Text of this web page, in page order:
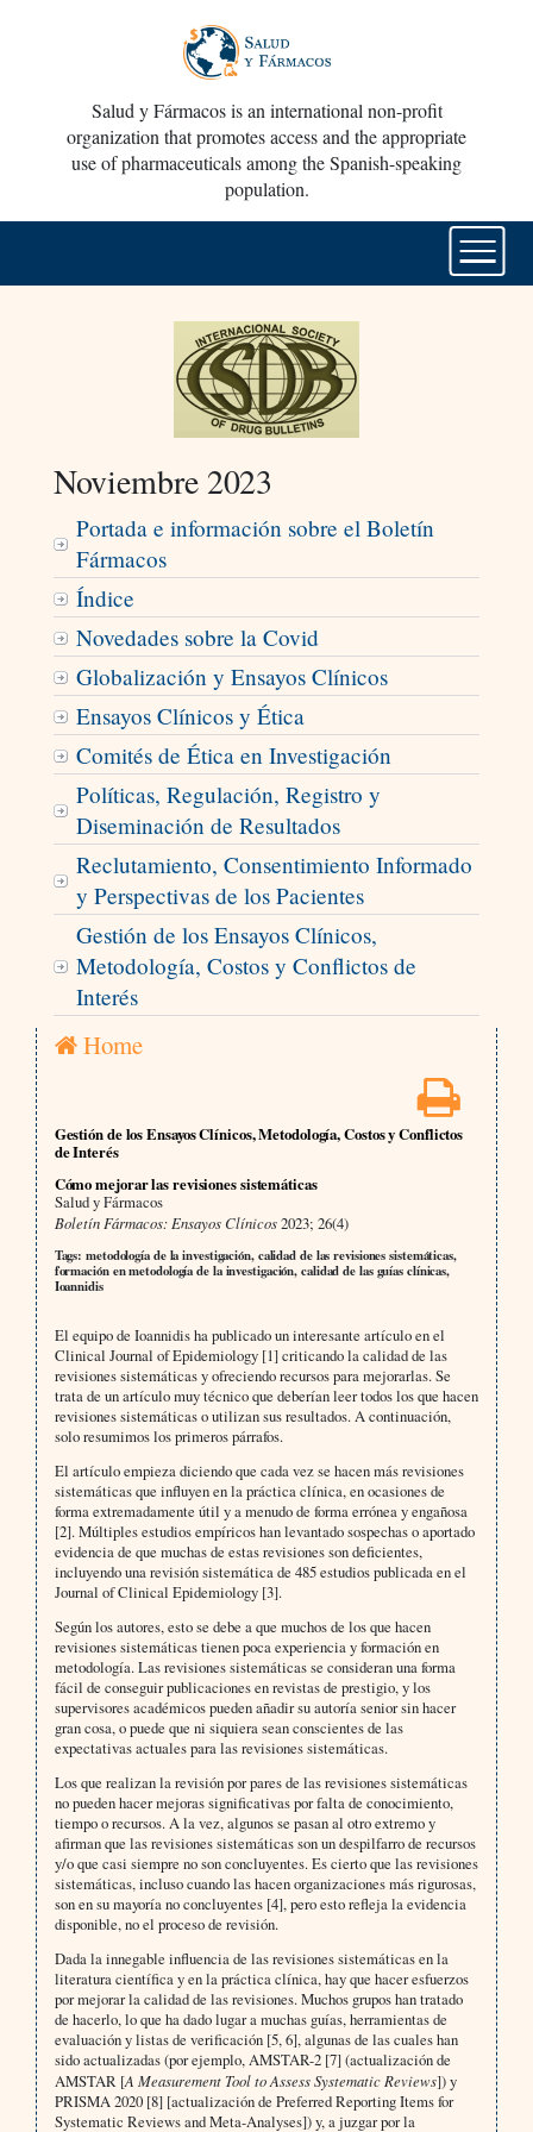
Salud y Fármacos is an international non-profit
organization that promotes access and the appropriate
use of pharmaceuticals among the Spanish-speaking
population.
Noviembre 2023
Portada e información sobre el Boletín
Fármacos
Índice
Novedades sobre la Covid
Globalización y Ensayos Clínicos
Ensayos Clínicos y Ética
Comités de Ética en Investigación
Políticas, Regulación, Registro y
Diseminación de Resultados
Reclutamiento, Consentimiento Informado
y Perspectivas de los Pacientes
Gestión de los Ensayos Clínicos,
Metodología, Costos y Conflictos de
Interés
Home
Gestión de los Ensayos Clínicos, Metodología, Costos y Conflictos
de Interés
Cómo mejorar las revisiones sistemáticas
Salud y Fármacos
Boletín Fármacos: Ensayos Clínicos2023; 26(4)
Tags: metodología de la investigación, calidad de las revisiones sistemáticas,
formación en metodología de la investigación, calidad de las guías clínicas,
Ioannidis
El equipo de Ioannidis ha publicado un interesante artículo en el
Clinical Journal of Epidemiology [1] criticando la calidad de las
revisiones sistemáticas y ofreciendo recursos para mejorarlas. Se
trata de un artículo muy técnico que deberían leer todos los que hacen
revisiones sistemáticas o utilizan sus resultados. A continuación,
solo resumimos los primeros párrafos.
El artículo empieza diciendo que cada vez se hacen más revisiones
sistemáticas que influyen en la práctica clínica, en ocasiones de
forma extremadamente útil y a menudo de forma errónea y engañosa
[2]. Múltiples estudios empíricos han levantado sospechas o aportado
evidencia de que muchas de estas revisiones son deficientes,
incluyendo una revisión sistemática de 485 estudios publicada en el
Journal of Clinical Epidemiology [3].
Según los autores, esto se debe a que muchos de los que hacen
revisiones sistemáticas tienen poca experiencia y formación en
metodología. Las revisiones sistemáticas se consideran una forma
fácil de conseguir publicaciones en revistas de prestigio, y los
supervisores académicos pueden añadir su autoría senior sin hacer
gran cosa, o puede que ni siquiera sean conscientes de las
expectativas actuales para las revisiones sistemáticas.
Los que realizan la revisión por pares de las revisiones sistemáticas
no pueden hacer mejoras significativas por falta de conocimiento,
tiempo o recursos. A la vez, algunos se pasan al otro extremo y
afirman que las revisiones sistemáticas son un despilfarro de recursos
y/o que casi siempre no son concluyentes. Es cierto que las revisiones
sistemáticas, incluso cuando las hacen organizaciones más rigurosas,
son en su mayoría no concluyentes [4], pero esto refleja la evidencia
disponible, no el proceso de revisión.
Dada la innegable influencia de las revisiones sistemáticas en la
literatura científica y en la práctica clínica, hay que hacer esfuerzos
por mejorar la calidad de las revisiones. Muchos grupos han tratado
de hacerlo, lo que ha dado lugar a muchas guías, herramientas de
evaluación y listas de verificación [5, 6], algunas de las cuales han
sido actualizadas (por ejemplo, AMSTAR-2 [7] (actualización de
AMSTAR [A Measurement Tool to Assess Systematic Reviews]) y
PRISMA 2020 [8] [actualización de Preferred Reporting Items for
Systematic Reviews and Meta-Analyses]) y, a juzgar por la